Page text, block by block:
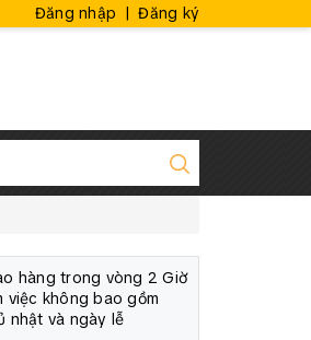
Đăng nhập | Đăng ký
hàng trong vòng 2 Giờ
việc không bao gồm
nhật và ngày lễ